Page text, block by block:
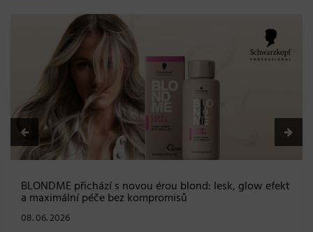
BLONDME přichází s novou érou blond: lesk, glow efekt
a maximální péče bez kompromisů
08. 06. 2026